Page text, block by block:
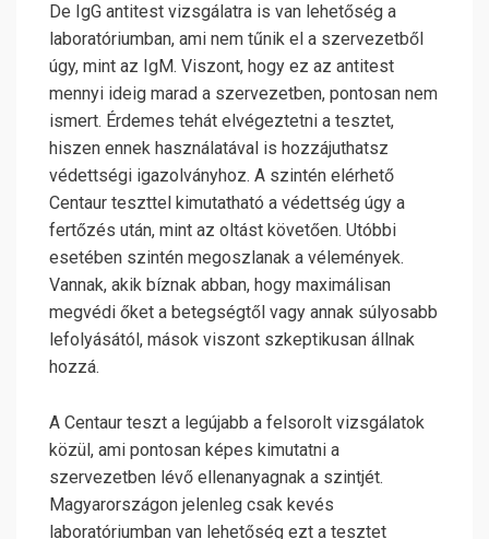
De IgG antitest vizsgálatra is van lehetőség a
laboratóriumban, ami nem tűnik el a szervezetből
úgy, mint az IgM. Viszont, hogy ez az antitest
mennyi ideig marad a szervezetben, pontosan nem
ismert. Érdemes tehát elvégeztetni a tesztet,
hiszen ennek használatával is hozzájuthatsz
védettségi igazolványhoz. A szintén elérhető
Centaur teszttel kimutatható a védettség úgy a
fertőzés után, mint az oltást követően. Utóbbi
esetében szintén megoszlanak a vélemények.
Vannak, akik bíznak abban, hogy maximálisan
megvédi őket a betegségtől vagy annak súlyosabb
lefolyásától, mások viszont szkeptikusan állnak
hozzá.
A Centaur teszt a legújabb a felsorolt vizsgálatok
közül, ami pontosan képes kimutatni a
szervezetben lévő ellenanyagnak a szintjét.
Magyarországon jelenleg csak kevés
laboratóriumban van lehetőség ezt a tesztet